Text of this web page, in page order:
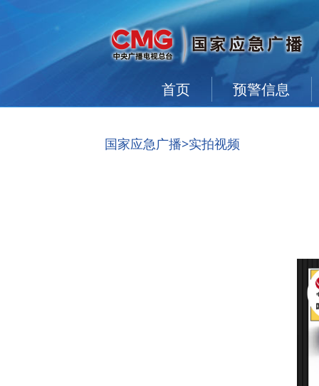
首页 预警信息
国家应急广播>实拍视频